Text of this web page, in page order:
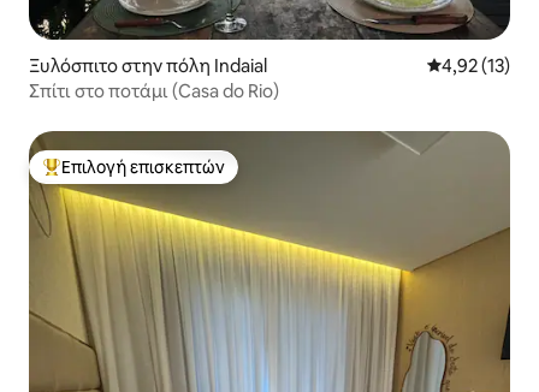
Ξυλόσπιτο στην πόλη Indaial Μέση
4,92 (13)
Σπίτι στο ποτάμι (Casa do Rio)
Κορυφαία επιλογή επισκεπτών
Επιλογή επισκεπτών